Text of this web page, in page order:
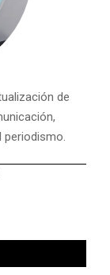
de
periodismo.